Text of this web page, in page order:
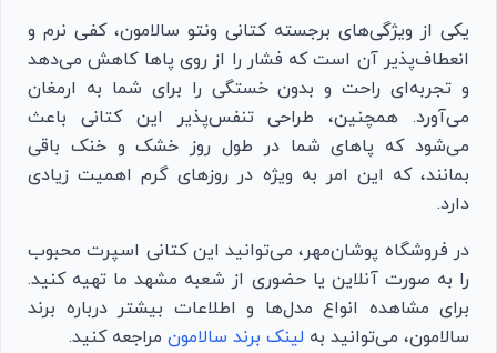
یکی از ویژگی‌های برجسته کتانی ونتو سالامون، کفی نرم و
انعطاف‌پذیر آن است که فشار را از روی پاها کاهش می‌دهد
و تجربه‌ای راحت و بدون خستگی را برای شما به ارمغان
می‌آورد. همچنین، طراحی تنفس‌پذیر این کتانی باعث
می‌شود که پاهای شما در طول روز خشک و خنک باقی
بمانند، که این امر به ویژه در روزهای گرم اهمیت زیادی
دارد.
در فروشگاه پوشان‌مهر، می‌توانید این کتانی اسپرت محبوب
را به صورت آنلاین یا حضوری از شعبه مشهد ما تهیه کنید.
برای مشاهده انواع مدل‌ها و اطلاعات بیشتر درباره برند
سالامون، می‌توانید به لینک برند سالامون مراجعه کنید.